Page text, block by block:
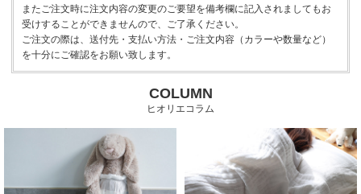
またご注文時に注文内容の変更のご要望を備考欄に記入されましてもお
受けすることができませんので、ご了承ください。
ご注文の際は、送付先・支払い方法・ご注文内容（カラーや数量など）
を十分にご確認をお願い致します。
COLUMN
ヒオリエコラム